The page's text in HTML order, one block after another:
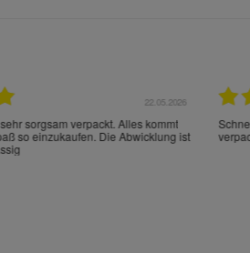
perfect service as always